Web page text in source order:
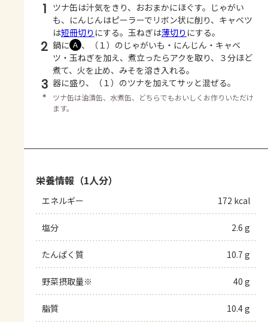
1 ツナ缶は汁気をきり、おおまかにほぐす。じゃがい
も、にんじんはピーラーでリボン状に削り、キャベツ
は短冊切り にする。玉ねぎは薄切り にする。
2 鍋に Ａ 、（１）のじゃがいも・にんじん・キャベ
ツ・玉ねぎを加え、煮立ったらアクを取り、３分ほど
煮て、火を止め、みそを溶き入れる。
3 器に盛り、（１）のツナを加えてサッと混ぜる。
＊
ツナ缶は油漬缶、水煮缶、どちらでもおいしくお作りいただけ
ます。
栄養情報（1人分）
エネルギー 172 kcal
塩分 2.6 g
たんぱく質 10.7 g
野菜摂取量※ 40 g
脂質 10.4 g